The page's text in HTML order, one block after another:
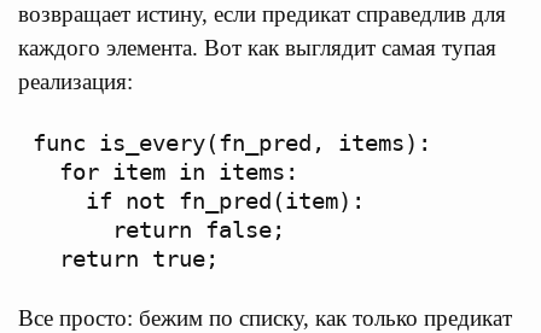
возвращает истину, если предикат справедлив для
каждого элемента. Вот как выглядит самая тупая
реализация:
func is_every(fn_pred, items):
  for item in items:
    if not fn_pred(item):
      return false;
Все просто: бежим по списку, как только предикат